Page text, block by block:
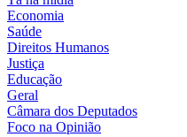
Economia
Saúde
Direitos Humanos
Justiça
Educação
Geral
Câmara dos Deputados
Foco na Opinião